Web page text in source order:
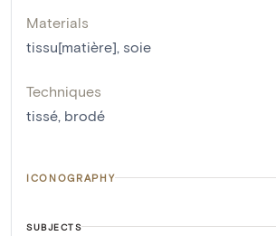
Materials
tissu[matière], soie
Techniques
tissé, brodé
ICONOGRAPHY
SUBJECTS